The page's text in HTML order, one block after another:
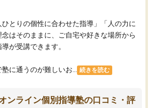
ひとりの個性に合わせた指導」「人の力に
念はそのままに、ご自宅や好きな場所から
が受講できます。
に通うのが難しいお... 続きを読む
ンライン個別指導塾の口コミ・評